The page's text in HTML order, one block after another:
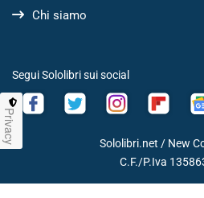
Chi siamo
Segui Sololibri sui social
Sololibri.net / New
C.F./P.Iva
Privacy